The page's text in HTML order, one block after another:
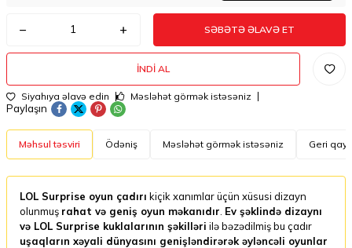
SƏBƏTƏ ƏLAVƏ ET
İNDI AL
Siyahıya əlavə edin Məsləhət görmək istəsəniz
Paylaşın
Məhsul təsviri Ödəniş Məsləhət görmək istəsəniz Geri
LOL Surprise oyun çadırı kiçik xanımlar üçün xüsusi dizayn
olunmuş rahat və geniş oyun məkanıdır Ev şəklində dizaynı
və LOL Surprise kuklalarının şəkilləri ilə bəzədilmiş bu çadır
uşaqların xəyali dünyasını genişləndirərək əyləncəli oyunlar